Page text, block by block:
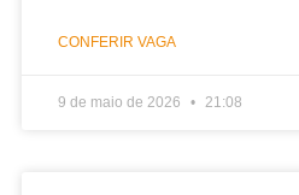
CONFERIR VAGA
9 de maio de 2026 21:08